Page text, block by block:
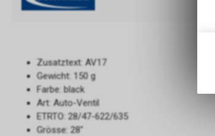
Zusatztext: AV17
Gewicht: 150 g
Farbe: black
Art: Auto-Ventil
ETRTO: 28/47-622/635
Grösse: 28"